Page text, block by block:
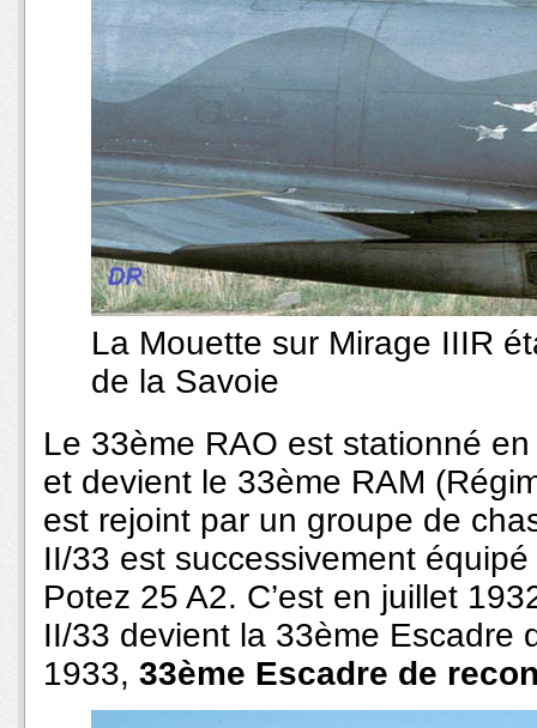
La Mouette sur Mirage IIIR
de la Savoie
Le 33ème RAO est stationné
et devient le 33ème RAM
est rejoint par un groupe de
II/33 est successivement
Potez 25 A2. C’est en juillet
II/33 devient la 33ème Escadre
1933, 33ème Escadre de